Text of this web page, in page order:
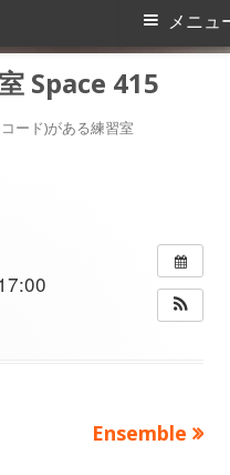
Space 415
ード)がある練習室
メニュ
次
Ensemble